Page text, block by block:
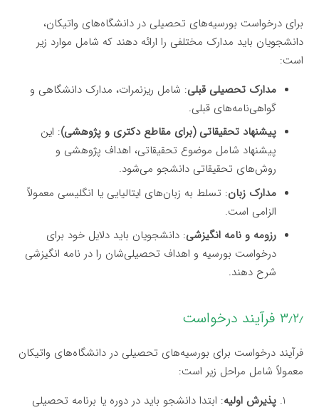
برای درخواست بورسیه‌های تحصیلی در دانشگاه‌های واتیکان،
دانشجویان باید مدارک مختلفی را ارائه دهند که شامل موارد زیر
است:
مدارک تحصیلی قبلی: شامل ریزنمرات، مدارک دانشگاهی و
گواهی‌نامه‌های قبلی.
پیشنهاد تحقیقاتی (برای مقاطع دکتری و پژوهشی): این
پیشنهاد شامل موضوع تحقیقاتی، اهداف پژوهشی و
روش‌های تحقیقاتی دانشجو می‌شود.
مدارک زبان: تسلط به زبان‌های ایتالیایی یا انگلیسی معمولاً
الزامی است.
رزومه و نامه انگیزشی: دانشجویان باید دلایل خود برای
درخواست بورسیه و اهداف تحصیلی‌شان را در نامه انگیزشی
شرح دهند.
۳٫۲٫ فرآیند درخواست
فرآیند درخواست برای بورسیه‌های تحصیلی در دانشگاه‌های واتیکان
معمولاً شامل مراحل زیر است:
پذیرش اولیه: ابتدا دانشجو باید در دوره یا برنامه تحصیلی